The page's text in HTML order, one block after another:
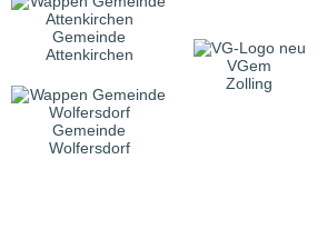
Gemeinde
Attenkirchen
VGem
Zolling
Gemeinde
Wolfersdorf